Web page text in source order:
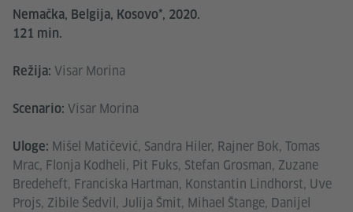
Nemačka, Belgija, Kosovo*, 2020.
121 min.
Režija: Visar Morina
Scenario: Visar Morina
Uloge: Mišel Matičević, Sandra Hiler, Rajner Bok, Tomas
Mrac, Flonja Kodheli, Pit Fuks, Stefan Grosman, Zuzane
Bredeheft, Franciska Hartman, Konstantin Lindhorst, Uve
Projs, Zibile Šedvil, Julija Šmit, Mihael Štange, Danijel